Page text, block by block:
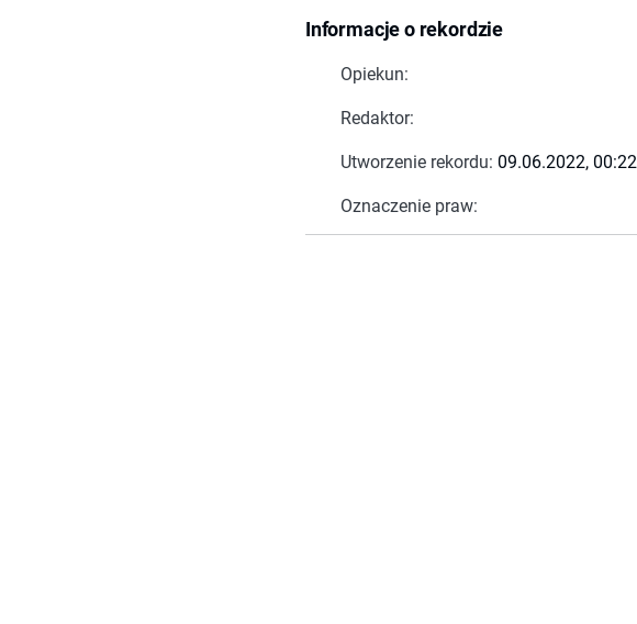
Informacje o rekordzie
Opiekun:
Redaktor:
Utworzenie rekordu: 09.06.2022, 00:22
Oznaczenie praw: